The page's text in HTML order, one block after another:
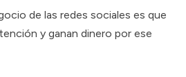
de las redes sociales es que
y ganan dinero por ese